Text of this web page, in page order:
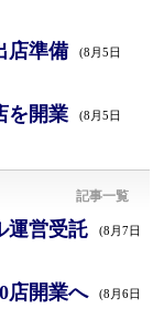
店準備 (8月5日
を開業 (8月5日
記事一覧
運営受託 (8月7日
店開業へ (8月6日